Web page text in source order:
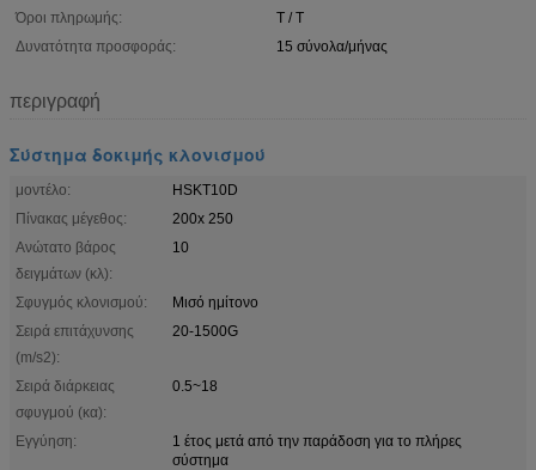
Όροι πληρωμής:
T / T
Δυνατότητα προσφοράς:
15 σύνολα/μήνας
περιγραφή
Σύστημα δοκιμής κλονισμού
μοντέλο:
HSKT10D
Πίνακας μέγεθος:
200x 250
Ανώτατο βάρος
δειγμάτων (κλ):
10
Σφυγμός κλονισμού:
Μισό ημίτονο
Σειρά επιτάχυνσης
(m/s2):
20-1500G
Σειρά διάρκειας
σφυγμού (κα):
0.5~18
Εγγύηση:
1 έτος μετά από την παράδοση για το πλήρες
σύστημα